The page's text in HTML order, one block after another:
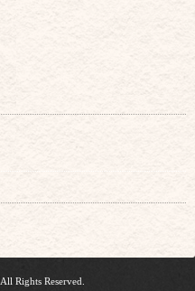
Rights Reserved.